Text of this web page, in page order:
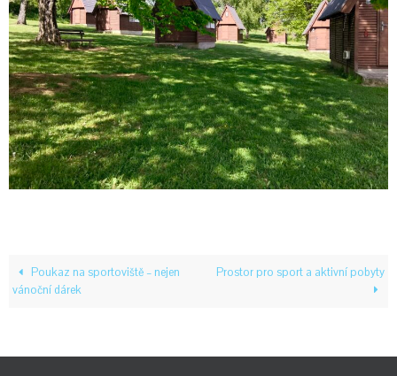
Poukaz na sportoviště – nejen
vánoční dárek
Prostor pro sport a aktivní pobyty